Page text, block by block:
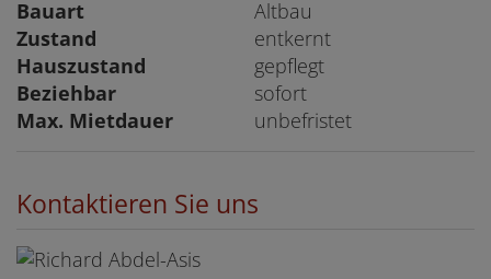
Bauart
Altbau
Zustand
entkernt
Hauszustand
gepflegt
Beziehbar
sofort
Max. Mietdauer
unbefristet
Kontaktieren Sie uns